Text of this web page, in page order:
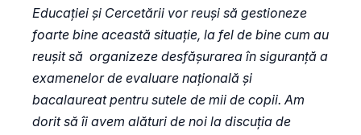
Educației și Cercetării vor reuși să gestioneze
foarte bine această situație, la fel de bine cum au
reușit să organizeze desfășurarea în siguranță a
examenelor de evaluare națională și
bacalaureat pentru sutele de mii de copii. Am
dorit să îi avem alături de noi la discuția de